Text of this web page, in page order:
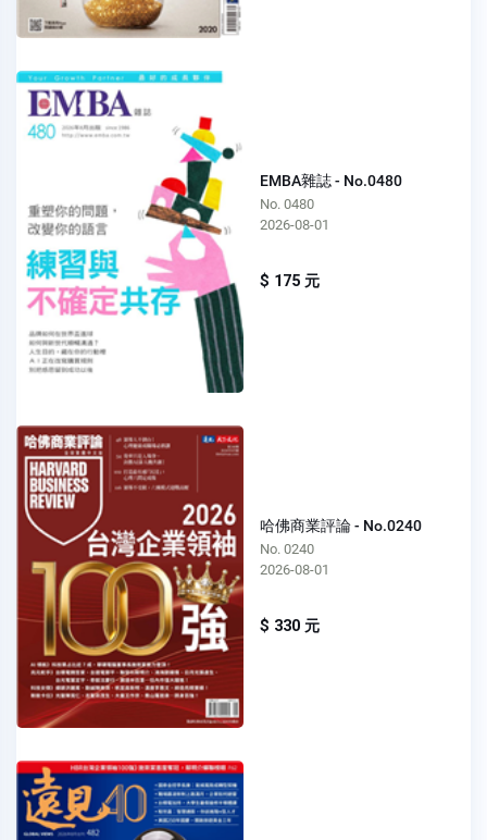
EMBA雜誌 - No.0480
No. 0480
2026-08-01
$ 175 元
哈佛商業評論 - No.0240
No. 0240
2026-08-01
$ 330 元